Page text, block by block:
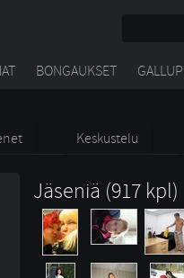
BONGAUKSET
Keskustelu
Jäseniä (917 kpl)